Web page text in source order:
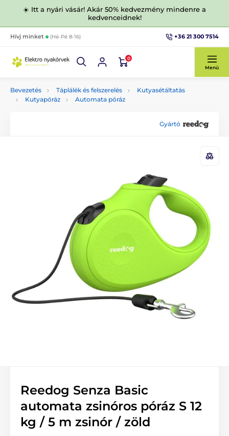
☀️ Itt a nyári vásár! Akár 50% kedvezmény mindenre a
kedvenceidnek!
Hívj minket (Hé-Pé 8-16) +36 21 300 7514
0
Menü
Bevezetés Táplálék és felszerelés
Kutyasétáltatás
Kutyapóráz
Automata póráz
Gyártó
Reedog Senza Basic
automata zsinóros póráz S 12
kg / 5 m zsinór / zöld